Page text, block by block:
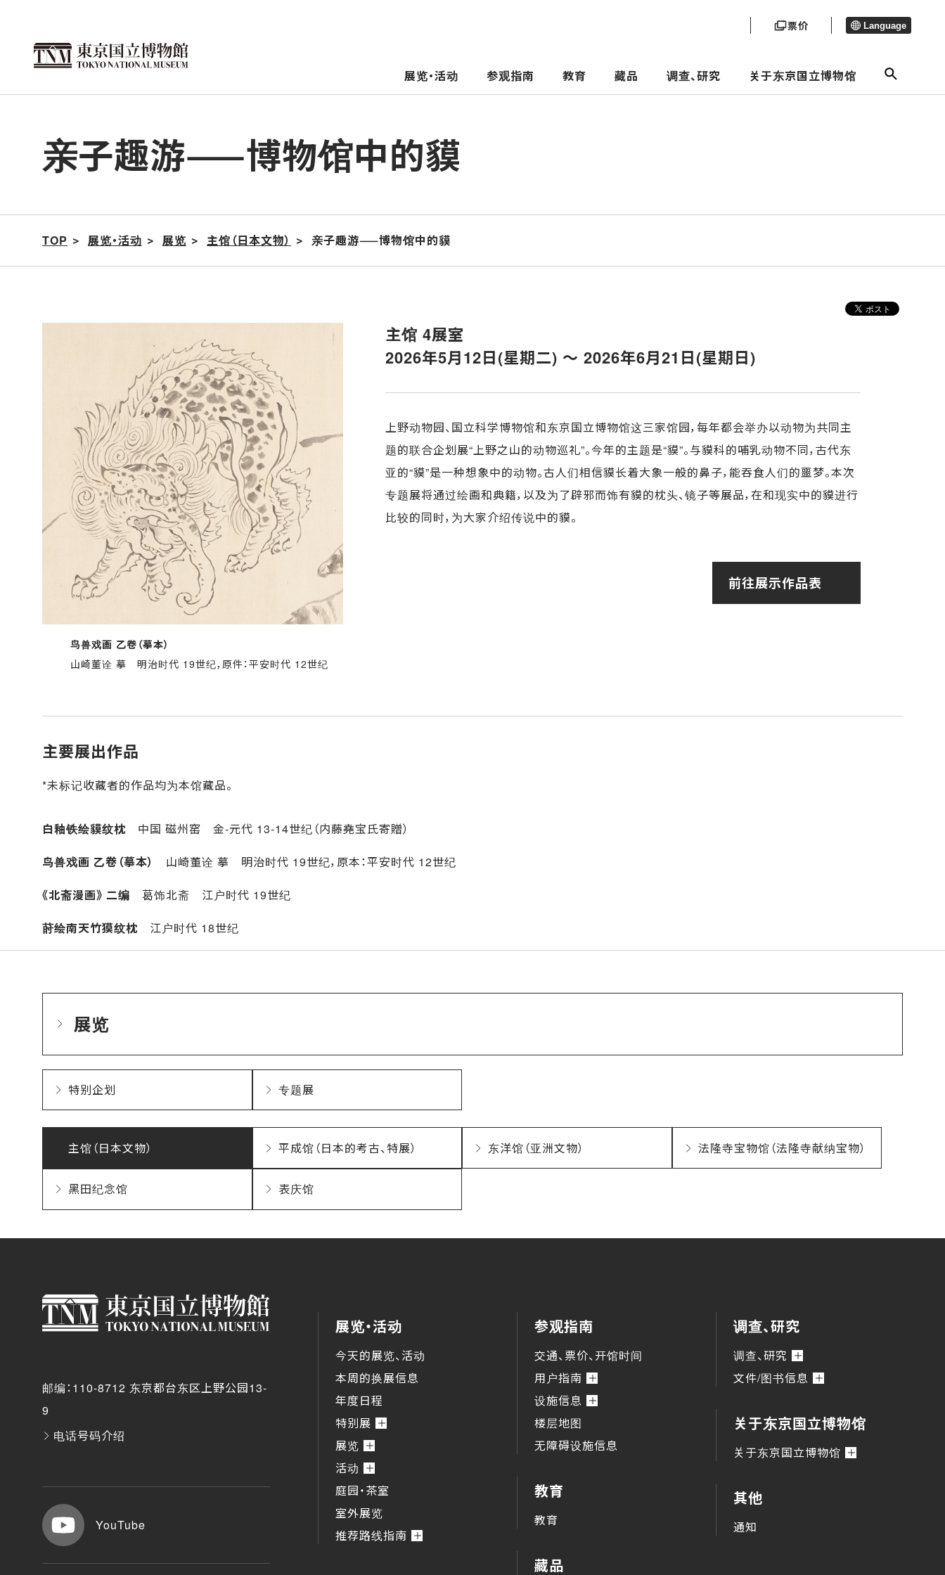
票价 Language
展览・活动 参观指南 教育 藏品 调查、研究 关于东京国立博物馆
亲子趣游⸺博物馆中的貘
TOP 展览・活动 展览 主馆（日本文物） 亲子趣游⸺博物馆中的貘
鸟兽戏画 乙卷（摹本）
山崎董诠 摹 明治时代 19世纪，原件：平安时代 12世纪
主馆 4展室
2026年5月12日(星期二) ～ 2026年6月21日(星期日)
上野动物园、国立科学博物馆和东京国立博物馆这三家馆园，每年都会举办以动物为共同主
题的联合企划展“上野之山的动物巡礼”。今年的主题是“貘”。与貘科的哺乳动物不同，古代东
亚的“貘”是一种想象中的动物。古人们相信貘长着大象一般的鼻子，能吞食人们的噩梦。本次
专题展将通过绘画和典籍，以及为了辟邪而饰有貘的枕头、镜子等展品，在和现实中的貘进行
比较的同时，为大家介绍传说中的貘。
前往展示作品表
主要展出作品
*未标记收藏者的作品均为本馆藏品。
白釉铁绘貘纹枕 中国 磁州窑 金-元代 13-14世纪（内藤堯宝氏寄贈）
鸟兽戏画 乙卷（摹本） 山崎董诠 摹 明治时代 19世纪，原本：平安时代 12世纪
《北斋漫画》 二编 葛饰北斋 江户时代 19世纪
莳绘南天竹獏纹枕 江户时代 18世纪
展览
特别企划 专题展
主馆（日本文物） 平成馆（日本的考古、特展） 东洋馆（亚洲文物） 法隆寺宝物馆（法隆寺献纳宝物）
黑田纪念馆 表庆馆
邮编：110-8712 东京都台东区上野公园13-
9
电话号码介绍
YouTube
展览・活动
今天的展览、活动
本周的换展信息
年度日程
特别展
展览
活动
庭园・茶室
室外展览
推荐路线指南
参观指南
交通、票价、开馆时间
用户指南
设施信息
楼层地图
无障碍设施信息
教育
教育
藏品
调查、研究
调查、研究
文件/图书信息
关于东京国立博物馆
关于东京国立博物馆
其他
通知